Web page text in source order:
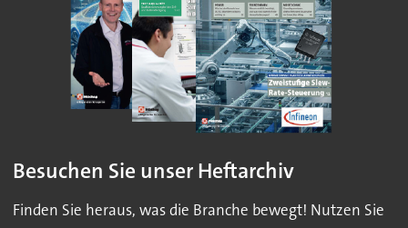
Besuchen Sie unser Heftarchiv
Finden Sie heraus, was die Branche bewegt! Nutzen Sie